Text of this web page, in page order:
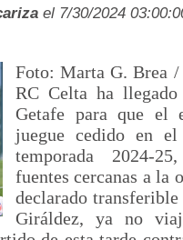
el 7/30/2024
Foto: Marta G. Brea
RC Celta ha
Getafe para que el
juegue cedido en
temporada 2024-
fuentes cercanas a la
declarado
Giráldez, ya no